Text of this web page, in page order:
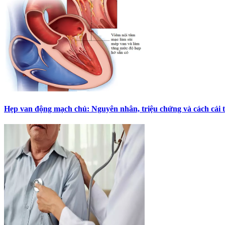
Hẹp van động mạch chủ: Nguyên nhân, triệu chứng và cách cải